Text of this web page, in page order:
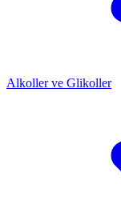
Alkoller ve Glikoller